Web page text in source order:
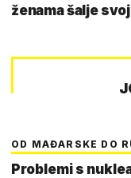
ženama šalje
OD MAĐARSKE DO
Problemi s